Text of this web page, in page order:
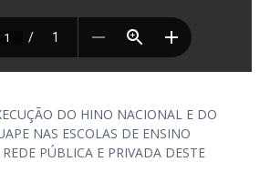
DO HINO NACIONAL E DO
NAS ESCOLAS DE ENSINO
PÚBLICA E PRIVADA DESTE